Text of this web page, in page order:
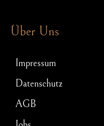
Über Uns
Impressum
Datenschutz
AGB